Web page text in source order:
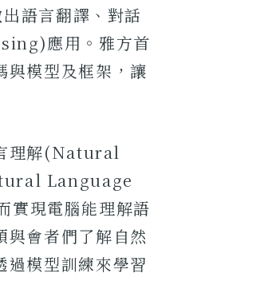
語言翻譯、對話
應用。雅方首
與模型及框架，讓
理解(Natural
Language
實現電腦能理解語
與會者們了解自然
過模型訓練來學習